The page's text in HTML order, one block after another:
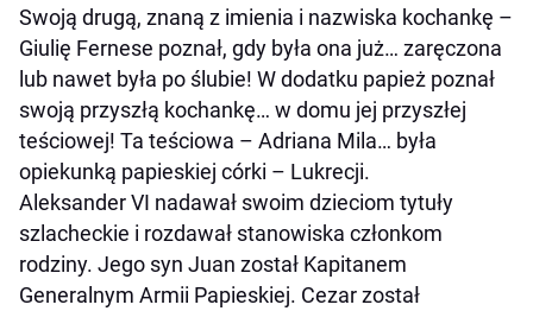
Swoją drugą, znaną z imienia i nazwiska kochankę –
Giulię Fernese poznał, gdy była ona już… zaręczona
lub nawet była po ślubie! W dodatku papież poznał
swoją przyszłą kochankę… w domu jej przyszłej
teściowej! Ta teściowa – Adriana Mila… była
opiekunką papieskiej córki – Lukrecji.
Aleksander VI nadawał swoim dzieciom tytuły
szlacheckie i rozdawał stanowiska członkom
rodziny. Jego syn Juan został Kapitanem
Generalnym Armii Papieskiej. Cezar został